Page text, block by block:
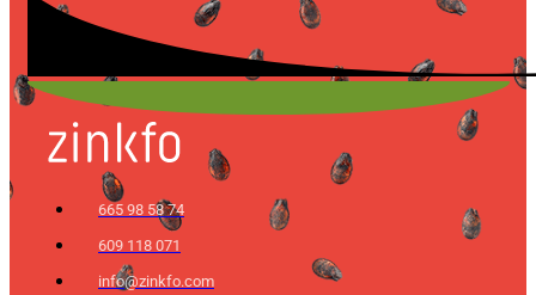
665 98 58 74
609 118 071
info@zinkfo.com